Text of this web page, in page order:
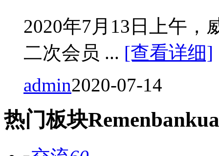
2020年7月13日上午，
二次会员 ... [查看详细]
admin2020-07-14
热门板块Remen